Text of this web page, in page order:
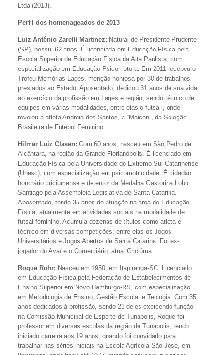
Ltda (2013).
Perfil dos homenageados de 2013
Luiz Antônio Zarelli Martinez: Natural de Presidente Prudente
(SP), possui 62 anos. É licenciada em Educação Física pela
Escola Superior de Educação Física da Alta Paulista, com
especialização em Educação Psicomotora. Em 2011 recebeu o
Troféu Memórias Lages, menção honrosa por 30 de trabalhos
prestados ao Estado. Aposentado, dedicou 31 anos de sua vida
ao exercício da profissão em Lages e região, sendo técnico de
equipes em várias modalidades, entre elas o futsa l, onde
revelou a atleta Andréia dos Santos, a “Maicon”, da Seleção
Brasileira de Futebol Feminino.
Hilmar Luiz Clasen: Com 60 anos, nasceu em São Pedro de
Alcântara, na região da Grande Florianópolis. É licenciado em
Educação Física pela Universidade do Extremo Sul Catarinense
(Unesc), com especialização em psicomotricidade. É cidadão
honorário criciumense e detentor da Medalha Gastorina Lobo
Santiago pela Assembleia Legislativa de Santa Catarina.
Aposentado, tendo 35 anos de atuação na área de Educação
Física, atualmente em atividades sociais na modalidade de
futsal feminino. Acumula dezenas de títulos como atleta e
técnico em diversas competições, entre elas os Jogos
Universitários e Jogos Abertos de Santa Catarina. Foi ex-
jogador do Avaí e o Comerciário, atual Criciúma.
Roque Rohr: Nasceu em 1950, em Itapiranga-SC. Licenciado
em Educação Física pela Federação de Estabelecimentos de
Ensino Superior em Novo Hamburgo-RS, com especialização
em Metodologia de Ensino, Gestão Escolar e Teologia. Com 35
anos dedicados à profissão, sendo 23 deles exercendo função
na Comissão Municipal de Esporte de Tunápolis, Roque foi
professor em diversas escolas da região de Tunápolis, tendo
iniciado carreira aos 19 anos, quando foi convidado para
trabalhar nas séries iniciais na Escola Agrícola São José, em